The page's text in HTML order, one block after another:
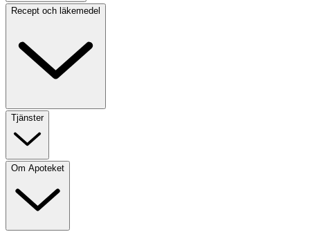
Recept och läkemedel
Tjänster
Om Apoteket